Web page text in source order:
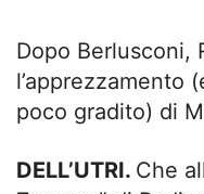
Dopo Berlusconi,
l’apprezzamento
poco gradito) di
DELL’UTRI. Che